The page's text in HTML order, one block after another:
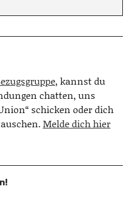
, kannst du
chatten, uns
schicken oder dich
Melde dich hier